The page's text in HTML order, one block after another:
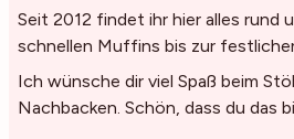
Seit 2012 findet ihr hier alles rund
schnellen Muffins bis zur
Ich wünsche dir viel Spaß beim
Nachbacken. Schön, dass du das